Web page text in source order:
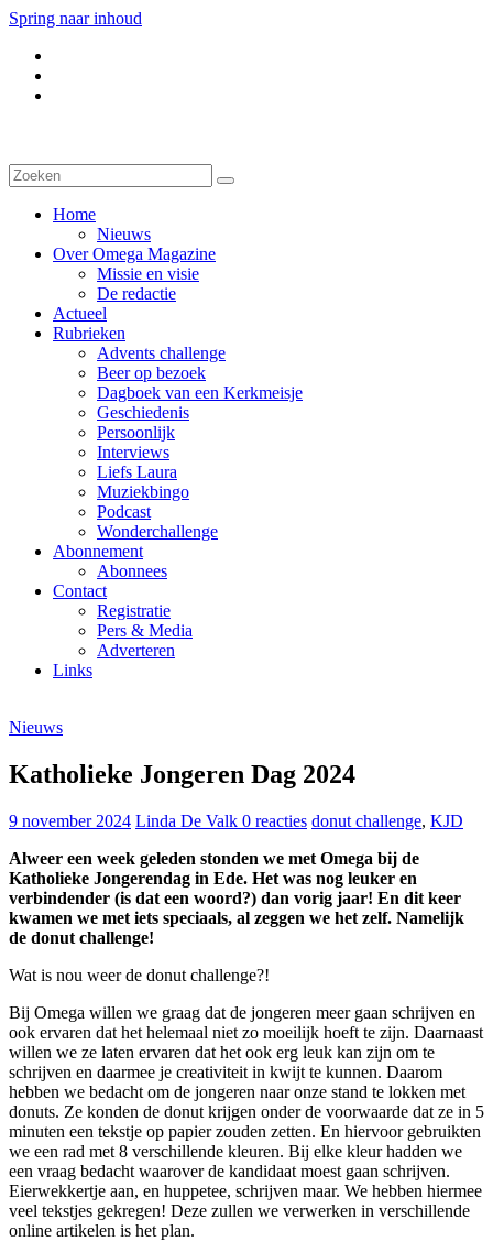
Spring naar inhoud
Home
Nieuws
Over Omega Magazine
Missie en visie
De redactie
Actueel
Rubrieken
Advents challenge
Beer op bezoek
Dagboek van een Kerkmeisje
Geschiedenis
Persoonlijk
Interviews
Liefs Laura
Muziekbingo
Podcast
Wonderchallenge
Abonnement
Abonnees
Contact
Registratie
Pers & Media
Adverteren
Links
Nieuws
Katholieke Jongeren Dag 2024
9 november 2024 Linda De Valk 0 reacties donut challenge, KJD
Alweer een week geleden stonden we met Omega bij de
Katholieke Jongerendag in Ede. Het was nog leuker en
verbindender (is dat een woord?) dan vorig jaar! En dit keer
kwamen we met iets speciaals, al zeggen we het zelf. Namelijk
de donut challenge!
Wat is nou weer de donut challenge?!
Bij Omega willen we graag dat de jongeren meer gaan schrijven en
ook ervaren dat het helemaal niet zo moeilijk hoeft te zijn. Daarnaast
willen we ze laten ervaren dat het ook erg leuk kan zijn om te
schrijven en daarmee je creativiteit in kwijt te kunnen. Daarom
hebben we bedacht om de jongeren naar onze stand te lokken met
donuts. Ze konden de donut krijgen onder de voorwaarde dat ze in 5
minuten een tekstje op papier zouden zetten. En hiervoor gebruikten
we een rad met 8 verschillende kleuren. Bij elke kleur hadden we
een vraag bedacht waarover de kandidaat moest gaan schrijven.
Eierwekkertje aan, en huppetee, schrijven maar. We hebben hiermee
veel tekstjes gekregen! Deze zullen we verwerken in verschillende
online artikelen is het plan.